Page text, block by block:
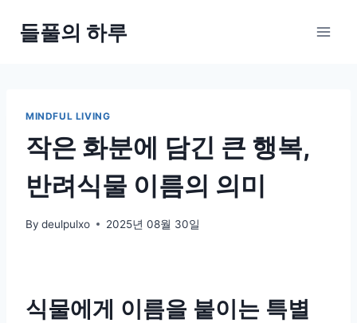
들풀의 하루
MINDFUL LIVING
작은 화분에 담긴 큰 행복,
반려식물 이름의 의미
By deulpulxo 2025년 08월 30일
식물에게 이름을 붙이는 특별